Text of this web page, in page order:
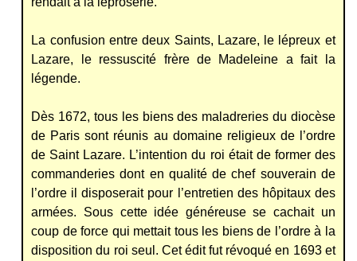
La confusion entre deux Saints, Lazare, le lépreux et
Lazare, le ressuscité frère de Madeleine a fait la
légende.
Dès 1672, tous les biens des maladreries du diocèse
de Paris sont réunis au domaine religieux de l’ordre
de Saint Lazare. L’intention du roi était de former des
commanderies dont en qualité de chef souverain de
l’ordre il disposerait pour l’entretien des hôpitaux des
armées. Sous cette idée généreuse se cachait un
coup de force qui mettait tous les biens de l’ordre à la
disposition du roi seul. Cet édit fut révoqué en 1693 et